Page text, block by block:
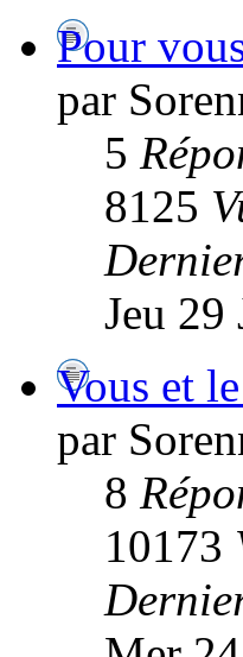
Pour
par
5
8125
Jeu
Vous et
par
8
10173